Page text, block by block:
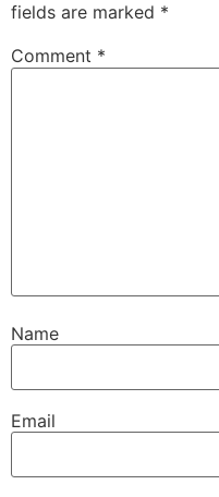
fields are marked *
Comment *
Name
Email